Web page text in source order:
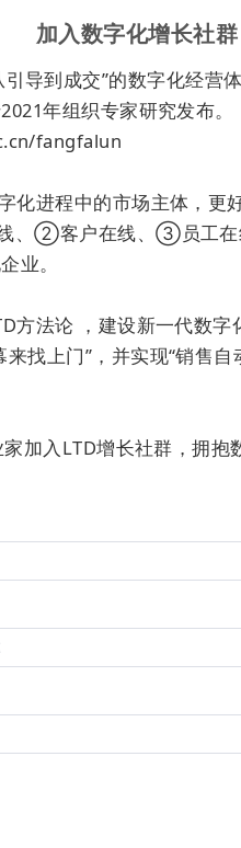
暂上迎来了高速增长，
也把原本的500万市场预
。
不到200万的市场预算，
背景下，您觉得未来的市
的理解是传统企业、经
率也都很高，但是中国市
化的，反垄断也比较厉
www）”的逻辑上发展、成
、WixHubspot、
业企业，运行在云上”。
加入数字化增长社群
引导到成交”的数字化经营
年组织专家研究发布。
fangfalun
化进程中的市场主体，更
、②客户在线、③员工在
业。
方法论 ，建设新一代数
找上门”，并实现“销售
加入LTD增长社群，拥